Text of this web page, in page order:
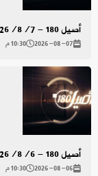
أصيل 180 - 2026/8/7
2026-08-07 10:30 م
أصيل 180 - 2026/8/6
2026-08-06 10:30 م